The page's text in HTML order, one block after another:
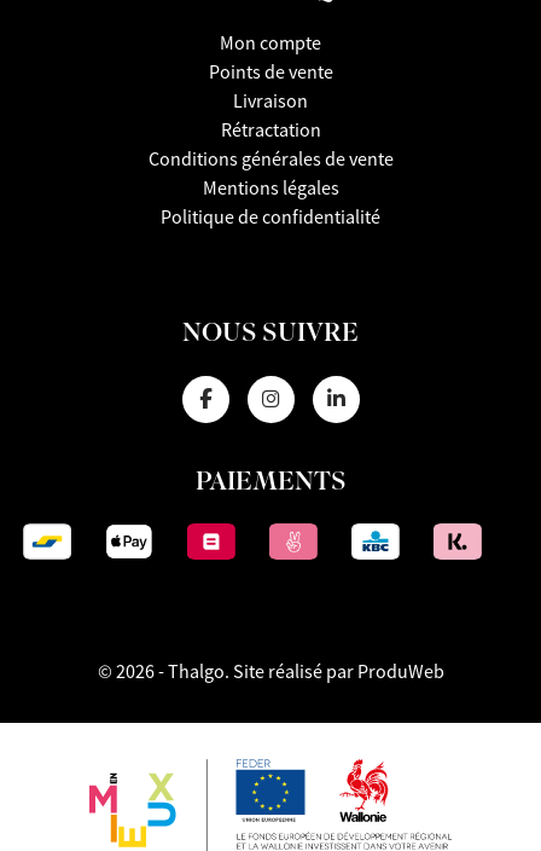
Mon compte
Points de vente
Livraison
Rétractation
Conditions générales de vente
Mentions légales
Politique de confidentialité
NOUS SUIVRE
PAIEMENTS
© 2026 - Thalgo. Site réalisé par ProduWeb